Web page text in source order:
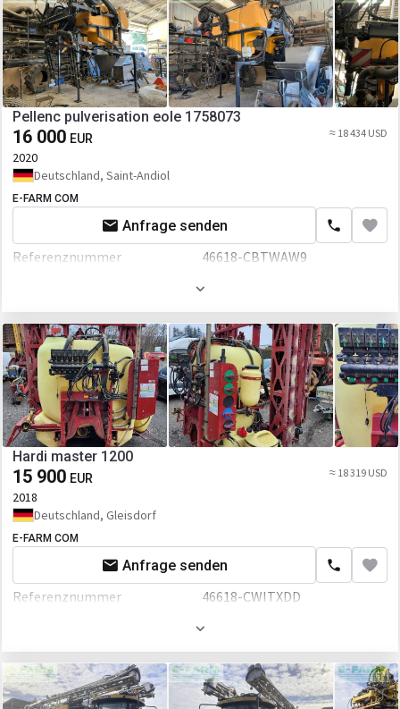
Pellenc pulverisation eole 1758073
16 000 EUR ≈ 18 434 USD
2020
Deutschland, Saint-Andiol
E-FARM COM
Anfrage senden
Referenznummer 46618-CBTWAW9
Hardi master 1200
15 900 EUR ≈ 18 319 USD
2018
Deutschland, Gleisdorf
E-FARM COM
Anfrage senden
Referenznummer 46618-CWITXDD